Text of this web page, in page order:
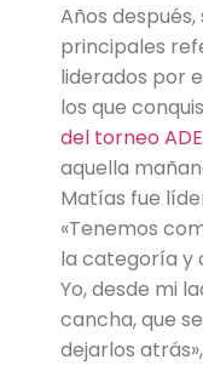
Años
principales
liderados por
los que
del torneo
aquella
Matías fue
«Tenemos
la categoría y
Yo, desde mi
cancha, que
dejarlos